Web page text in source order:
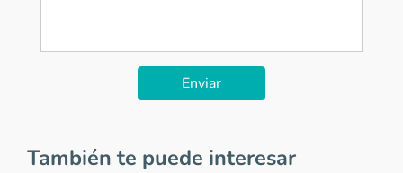
Enviar
También te puede interesar